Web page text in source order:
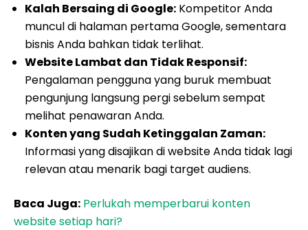
Kalah Bersaing di Google: Kompetitor Anda
muncul di halaman pertama Google, sementara
bisnis Anda bahkan tidak terlihat.
Website Lambat dan Tidak Responsif:
Pengalaman pengguna yang buruk membuat
pengunjung langsung pergi sebelum sempat
melihat penawaran Anda.
Konten yang Sudah Ketinggalan Zaman:
Informasi yang disajikan di website Anda tidak lagi
relevan atau menarik bagi target audiens.
Baca Juga: Perlukah memperbarui konten
website setiap hari?